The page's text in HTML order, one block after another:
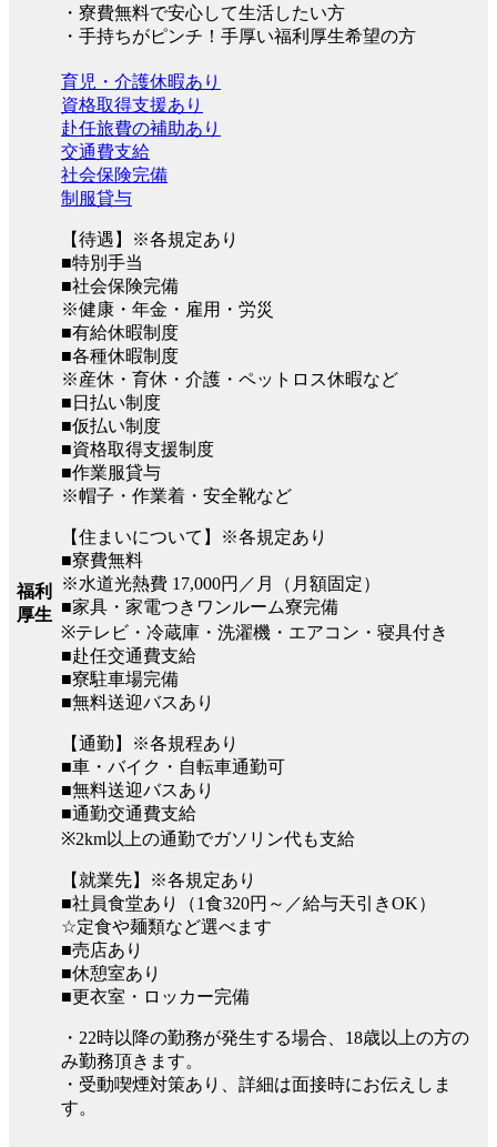
・寮費無料で安心して生活したい方
・手持ちがピンチ！手厚い福利厚生希望の方
福利
厚生
育児・介護休暇あり
資格取得支援あり
赴任旅費の補助あり
交通費支給
社会保険完備
制服貸与
【待遇】※各規定あり
■特別手当
■社会保険完備
※健康・年金・雇用・労災
■有給休暇制度
■各種休暇制度
※産休・育休・介護・ペットロス休暇など
■日払い制度
■仮払い制度
■資格取得支援制度
■作業服貸与
※帽子・作業着・安全靴など
【住まいについて】※各規定あり
■寮費無料
※水道光熱費 17,000円／月（月額固定）
■家具・家電つきワンルーム寮完備
※テレビ・冷蔵庫・洗濯機・エアコン・寝具付き
■赴任交通費支給
■寮駐車場完備
■無料送迎バスあり
【通勤】※各規程あり
■車・バイク・自転車通勤可
■無料送迎バスあり
■通勤交通費支給
※2km以上の通勤でガソリン代も支給
【就業先】※各規定あり
■社員食堂あり（1食320円～／給与天引きOK）
☆定食や麺類など選べます
■売店あり
■休憩室あり
■更衣室・ロッカー完備
・22時以降の勤務が発生する場合、18歳以上の方の
み勤務頂きます。
・受動喫煙対策あり、詳細は面接時にお伝えしま
す。